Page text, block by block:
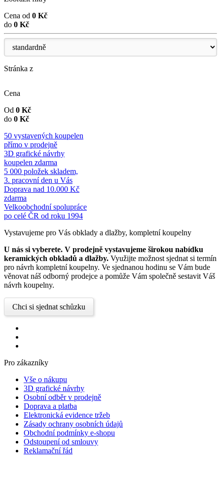
Cena od 0 Kč
do 0 Kč
Stránka z
Cena
Od 0 Kč
do 0 Kč
50 vystavených koupelen
přímo v prodejně
3D grafické návrhy
koupelen zdarma
5 000 položek skladem,
3. pracovní den u Vás
Doprava nad 10.000 Kč
zdarma
Velkoobchodní spolupráce
po celé ČR od roku 1994
Vystavujeme pro Vás obklady a dlažby, kompletní koupelny
U nás si vyberete. V prodejně vystavujeme širokou nabídku
keramických obkladů a dlažby. Využijte možnost sjednat si termín
pro návrh kompletní koupelny. Ve sjednanou hodinu se Vám bude
věnovat náš odborný prodejce a pomůže Vám společně sestavit Váš
návrh koupelny.
Chci si sjednat schůzku
Pro zákazníky
Vše o nákupu
3D grafické návrhy
Osobní odběr v prodejně
Doprava a platba
Elektronická evidence tržeb
Zásady ochrany osobních údajů
Obchodní podmínky e-shopu
Odstoupení od smlouvy
Reklamační řád